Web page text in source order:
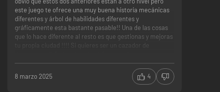
este juego te ofrece una muy buena historia mecánicas
diferentes y árbol de habilidades diferentes y
gráficamente esta bastante pasable!! Una de las cosas
que lo hace diferente al resto es que gestionas y mejoras
tu propia ciudad !!!! Si quieres ser un cazador de
habilidades y arma diferentes este es tu juego!!!! (El
juego esta sin terminar en las diferentes estaciones y
meses irán metiendo todo el contenido que le falta!!!!)
8 marzo 2025 4